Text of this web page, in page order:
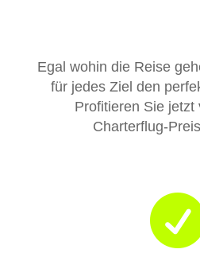
Egal wohin die Reise
für jedes Ziel den
Profitieren Sie jetzt
Charterflug-